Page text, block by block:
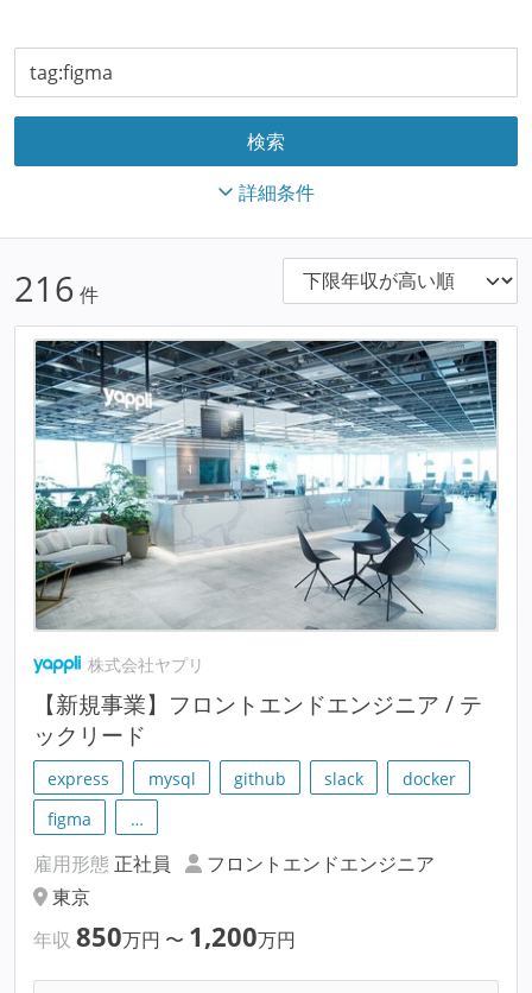
詳細条件
216 件
株式会社ヤプリ
【新規事業】フロントエンドエンジニア / テ
ックリード
express mysql github slack
docker
figma
…
雇用形態 正社員
フロントエンドエンジニア
東京
年収 850万円 〜 1,200万円